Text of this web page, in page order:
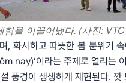
을 이끌어냈다. (사진:
화사하고 따뜻한 봄 분위기
이라는 주제로 열리는
풍경이 생생하게 재현된다.